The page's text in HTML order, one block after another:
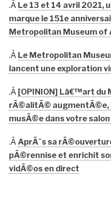
.Â Le 13 et 14 avril 2021,
marque le 151e
Metropolitan Museum of
.Â Le Metropolitan
lancent une exploration
.Â [OPINION] Lâ€™art du
rÃ©alitÃ© augmentÃ©e,
musÃ©e dans votre
.Â AprÃ¨s sa
pÃ©rennise et enrichit
vidÃ©os en direct